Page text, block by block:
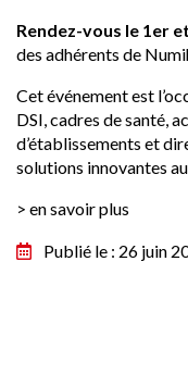
Rendez-vous le 1er
des adhérents de
Cet événement est
DSI, cadres de santé,
d’établissements et
solutions innovantes
> en savoir plus
Publié le : 26 juin